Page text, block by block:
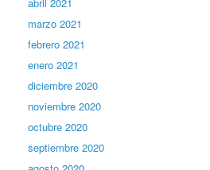
marzo 2021
febrero 2021
enero 2021
diciembre 2020
noviembre 2020
octubre 2020
septiembre 2020